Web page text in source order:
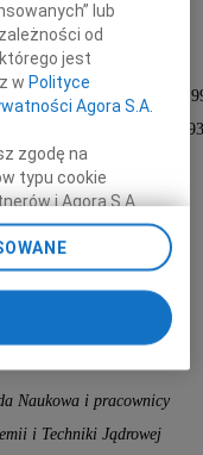
Łady
Atomistyki w latach
Jądrowego w latach
składamy
współczucia
Naukowa i pracownicy
i Techniki Jądrowej
lub
od
jest
w Polityce
Agora S.A.
zgodę na
typu cookie
i Agora S.A.
też w każdej
cookie,
Twoimi
poprzez
serwisu i
jest także za
możemy